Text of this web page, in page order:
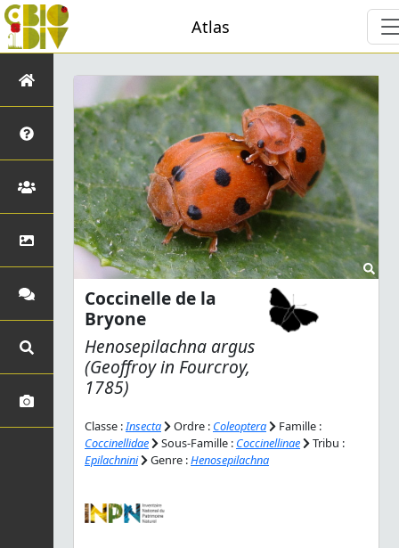
Atlas
Coccinelle de la
Bryone
Henosepilachna argus
(Geoffroyin Fourcroy,
1785)
Classe :Insecta Ordre : Coleoptera
Famille :
Coccinellidae
Sous-Famille : Coccinellinae
Tribu :
Epilachnini
Genre :Henosepilachna